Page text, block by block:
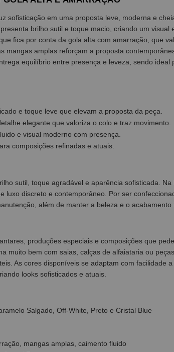
sofisticação em uma proposta leve, moderna e
brilho sutil e toque macio, criando um visual
fica por conta da gola alta com amarração, que
mangas amplas reforçam a proposta
equilíbrio entre presença e leveza, sendo ideal
e toque leve que elevam a proposta da peça.
elegante que valoriza o colo e traz movimento.
e visual moderno com presença.
composições refinadas e atuais.
sutil, toque agradável e aparência sofisticada.
luxo discreto e contemporâneo. Por ser
além de manter a beleza e o acabamento
produções especiais e composições que
muito bem com saias, calças de alfaiataria ou
As cores disponíveis se adaptam com facilidade
looks sofisticados e atuais.
Salgado, Off-White, Preto e Cristal Blue
mangas amplas, caimento fluido